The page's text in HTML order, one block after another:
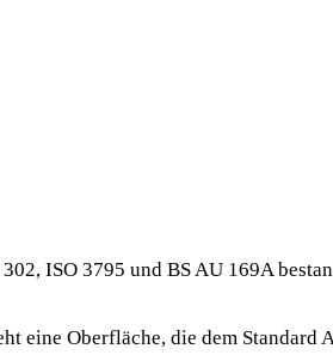
ISO 3795 und BS AU 169A
Oberfläche, die dem Standard